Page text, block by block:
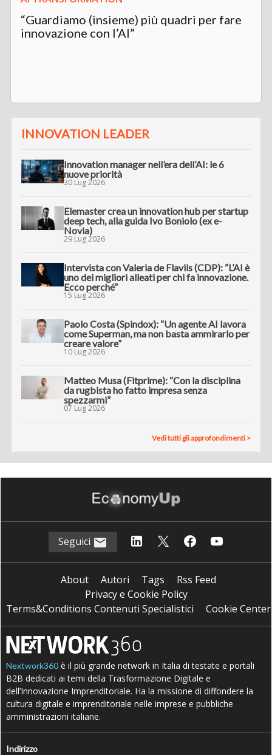
“Guardiamo (insieme) più quadri per fare
innovazione con l’AI”
INNOVATION LEADER
Innovation manager nell’era dell’AI: le 6
nuove priorità
30 Lug 2026
Elemaster crea un innovation hub per startup
deep tech, alla guida Ivo Boniolo (ex e-
Novia)
29 Lug 2026
Intervista con Valeria de Flaviis (CDP): “L’AI è
uno dei migliori alleati per chi fa innovazione.
Ecco perché”
15 Lug 2026
Paolo Costa (Spindox): “Un agente AI lavora
come Superman, ma non basta ammirarlo per
creare valore”
10 Lug 2026
Matteo Musa (Fitprime): “Con la disciplina
da rugbista ho fatto impresa senza
spezzarmi”
07 Lug 2026
Vedi tutti gli approfondimenti >
Seguici
About Autori Tags
Rss Feed
Privacy e Cookie Policy
Terms&Conditions Contenuti Specialistici
Cookie Center
Nextwork360 è il più grande network in Italia di testate e portali
B2B dedicati ai temi della Trasformazione Digitale e
dell’Innovazione Imprenditoriale. Ha la missione di diffondere la
cultura digitale e imprenditoriale nelle imprese e pubbliche
amministrazioni italiane.
Indirizzo